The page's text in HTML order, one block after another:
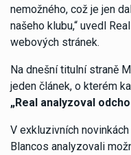
nemožného, což je jen
našeho klubu,“ uvedl
webových stránek.
Na dnešní titulní straně
jeden článek, o kterém
„Real analyzoval
V exkluzivních
Blancos analyzovali